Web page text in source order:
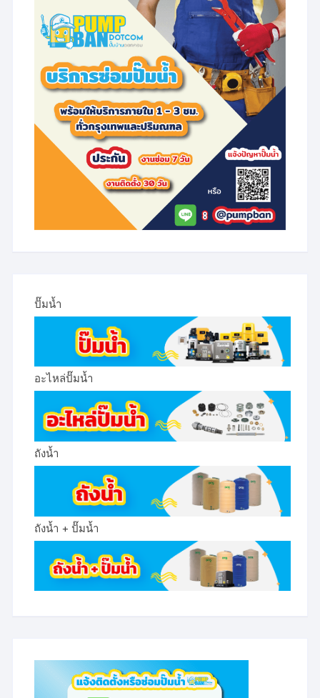
chosen
on
product
page
be
chosen
on
the
product
page
ปั๊มน้ำ
อะไหล่ปั๊มน้ำ
ถังน้ำ
ถังน้ำ + ปั๊มน้ำ